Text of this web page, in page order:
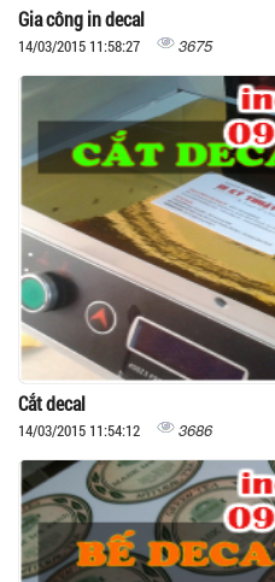
Gia công in decal
14/03/2015 11:58:27 3675
Cắt decal
14/03/2015 11:54:12 3686